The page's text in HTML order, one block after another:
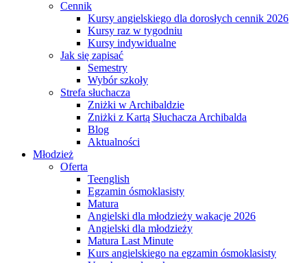
Cennik
Kursy angielskiego dla dorosłych cennik 2026
Kursy raz w tygodniu
Kursy indywidualne
Jak się zapisać
Semestry
Wybór szkoły
Strefa słuchacza
Zniżki w Archibaldzie
Zniżki z Kartą Słuchacza Archibalda
Blog
Aktualności
Młodzież
Oferta
Teenglish
Egzamin ósmoklasisty
Matura
Angielski dla młodzieży wakacje 2026
Angielski dla młodzieży
Matura Last Minute
Kurs angielskiego na egzamin ósmoklasisty